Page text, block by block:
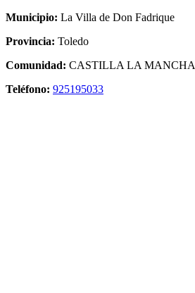
Municipio: La Villa de Don Fadrique
Provincia: Toledo
Comunidad: CASTILLA LA MANCHA
Teléfono: 925195033